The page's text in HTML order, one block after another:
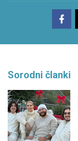
Sorodni članki